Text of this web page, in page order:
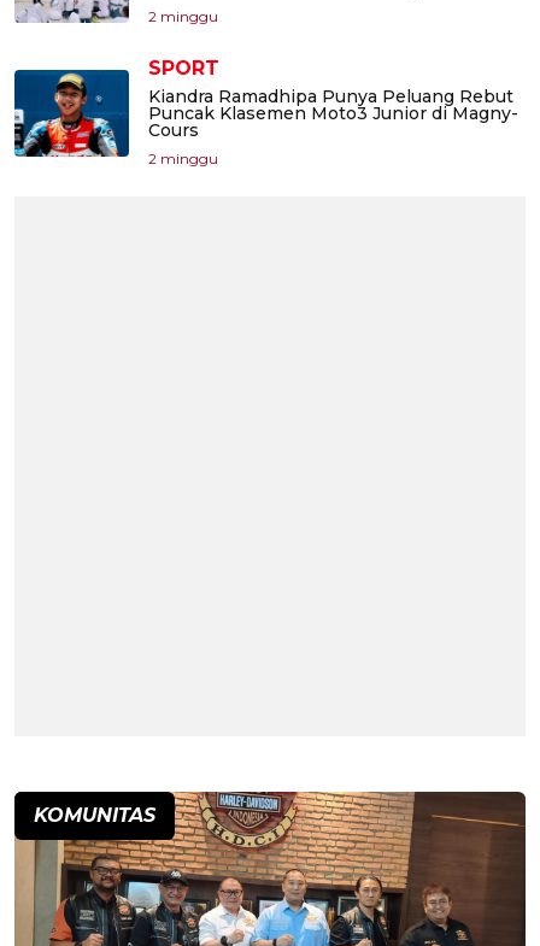
2 minggu
SPORT
Kiandra Ramadhipa Punya Peluang Rebut
Puncak Klasemen Moto3 Junior di Magny-
Cours
2 minggu
KOMUNITAS